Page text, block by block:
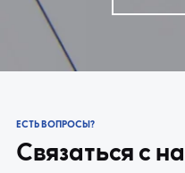
ЕСТЬ ВОПРОСЫ?
Связаться с